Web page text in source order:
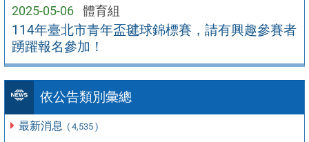
2025-05-06 體育組
114年臺北市青年盃毽球錦標賽，請有興趣參賽者
踴躍報名參加！
依公告類別彙總
最新消息 ( 4,535 )